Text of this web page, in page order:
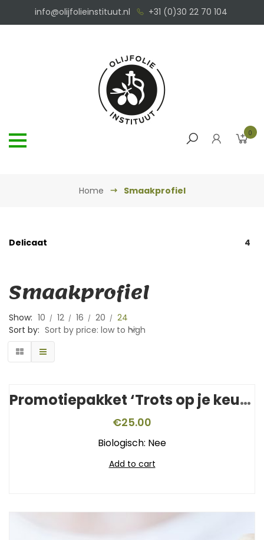
info@olijfolieinstituut.nl +31 (0)30 22 70 104
0
Home Smaakprofiel
Delicaat 4
Smaakprofiel
Show: 10 12 16 20
24
Sort by: Sort by price: low to high
Promotiepakket ‘Trots op je keurmerk’
€25.00
Biologisch: Nee
Add to cart